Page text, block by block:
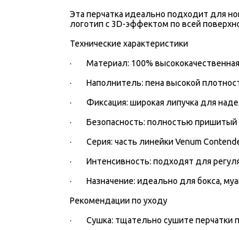
Эта перчатка идеально подходит для
логотип с 3D-эффектом по всей
Технические характеристики
· Материал: 100%
· Наполнитель: пена высокой
· Фиксация: широкая липучка для
· Безопасность: полностью пришитый
· Серия: часть линейки Venum
· Интенсивность: подходят для
· Назначение: идеально для бокса,
Рекомендации по уходу
· Сушка: тщательно сушите перчатки